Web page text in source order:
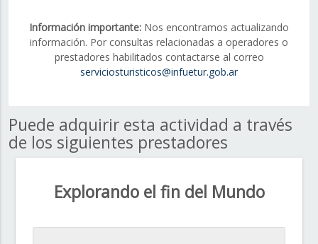
Información importante: Nos encontramos actualizando
información. Por consultas relacionadas a operadores o
prestadores habilitados contactarse al correo
serviciosturisticos@infuetur.gob.ar
Puede adquirir esta actividad a través
de los siguientes prestadores
Explorando el fin del Mundo